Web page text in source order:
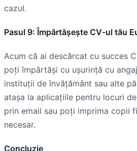
cazul.
Pasul 9: Împărtășește CV-ul tău
Acum că ai descărcat cu succes
poți împărtăși cu ușurință cu
instituții de învățământ sau alte
atașa la aplicațiile pentru locuri
prin email sau poți imprima copii
necesar.
Concluzie